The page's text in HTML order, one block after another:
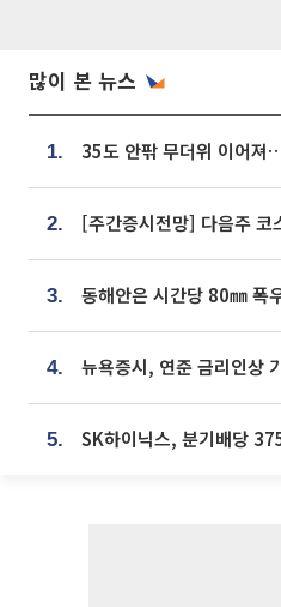
많이 본 뉴스
1.
2.
3.
4.
5.